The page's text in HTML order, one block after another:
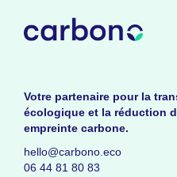
Votre partenaire pour la
écologique et la réduction
empreinte carbone.
hello@carbono.eco
06 44 81 80 83